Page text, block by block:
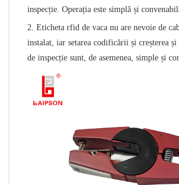
inspecție. Operația este simplă și
2. Eticheta rfid de vaca nu are nevoie de
instalat, iar setarea codificării și creșterea și
de inspecție sunt, de asemenea, simple și